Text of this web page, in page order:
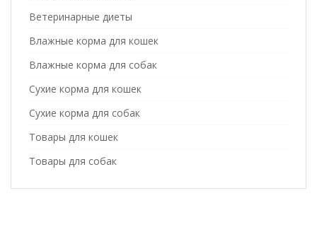
Ветеринарные диеты
Влажные корма для кошек
Влажные корма для собак
Сухие корма для кошек
Сухие корма для собак
Товары для кошек
Товары для собак